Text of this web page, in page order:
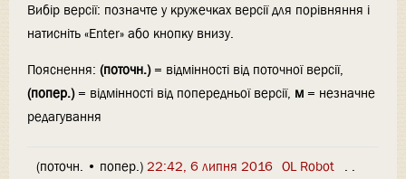
Вибір версії: позначте у кружечках версії для порівняння і
натисніть «Enter» або кнопку внизу.
Пояснення: (поточн.)= відмінності від поточної версії,
(попер.)= відмінності від попередньої версії, м = незначне
редагування
(поточн. • попер.) 22:42, 6 липня 2016 OL Robot . .